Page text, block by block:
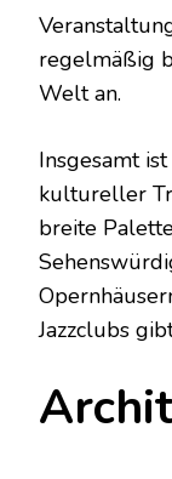
regelmäßig
Welt an.
Insgesamt
kultureller
breite
Jazzclubs